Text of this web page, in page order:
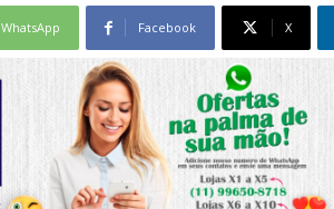
WhatsApp Facebook X